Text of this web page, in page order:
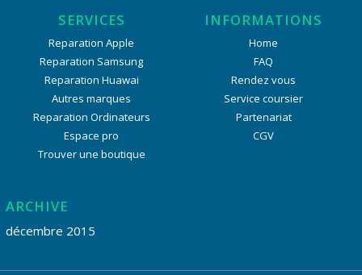
SERVICES
Reparation Apple
Reparation Samsung
Reparation Huawai
Autres marques
Reparation Ordinateurs
Espace pro
Trouver une boutique
INFORMATIONS
Home
FAQ
Rendez vous
Service coursier
Partenariat
CGV
ARCHIVE
décembre 2015